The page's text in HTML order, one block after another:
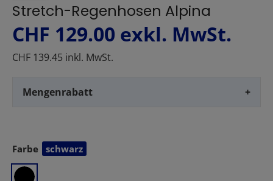
Stretch-Regenhosen Alpina
CHF 129.00 exkl. MwSt.
CHF 139.45 inkl. MwSt.
Mengenrabatt +
Farbe
auswählenschwarz